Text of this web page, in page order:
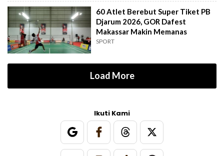
60 Atlet Berebut Super Tiket PB
Djarum 2026, GOR Dafest
Makassar Makin Memanas
SPORT
Load More
Ikuti Kami